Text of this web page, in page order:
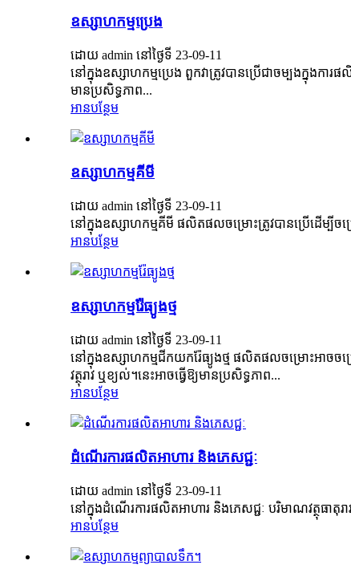
ឧស្សាហកម្មប្រេង
ដោយ admin នៅថ្ងៃទី 23-09-11
នៅក្នុងឧស្សាហកម្មប្រេង ពួកវាត្រូវបានប្រើជាចម្បងក្នុងក
មានប្រសិទ្ធភាព...
អាន​បន្ថែម
ឧស្សាហកម្មគីមី
ដោយ admin នៅថ្ងៃទី 23-09-11
នៅក្នុងឧស្សាហកម្មគីមី ផលិតផលចម្រោះត្រូវបានប្រើដើម្បីច
អាន​បន្ថែម
ឧស្សាហកម្មរ៉ែធ្យូងថ្ម
ដោយ admin នៅថ្ងៃទី 23-09-11
នៅក្នុងឧស្សាហកម្មជីកយករ៉ែធ្យូងថ្ម ផលិតផលចម្រោះអាចចម្
វត្ថុរាវ ឬខ្យល់។នេះ​អាច​ធ្វើ​ឱ្យ​មាន​ប្រសិទ្ធភាព...
អាន​បន្ថែម
ដំណើរការផលិតអាហារ និងភេសជ្ជៈ
ដោយ admin នៅថ្ងៃទី 23-09-11
នៅក្នុងដំណើរការផលិតអាហារ និងភេសជ្ជៈ បរិមាណវត្ថុធាតុ
អាន​បន្ថែម